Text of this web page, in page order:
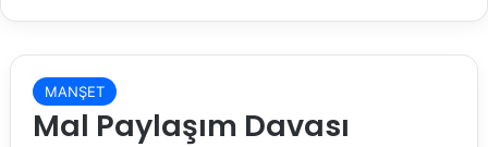
MANŞET
Mal Paylaşım Davası